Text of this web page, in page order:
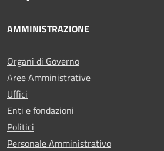
AMMINISTRAZIONE
Organi di Governo
Aree Amministrative
Uffici
Enti e fondazioni
Politici
Personale Amministrativo